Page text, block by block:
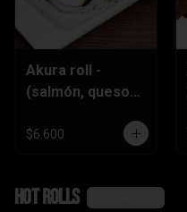
Akura roll -
(salmón, queso
,ciboulette)
$6.600
Hot rolls